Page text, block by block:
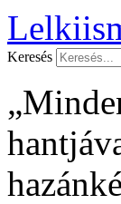
Keresés